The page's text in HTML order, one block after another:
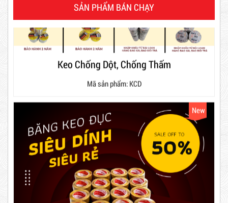
SẢN PHẨM BÁN CHẠY
Keo Chống Dột, Chống Thấm
Mã sản phẩm: KCD
10,000 VNĐ 12,000 VNĐ
Combo 60 cây băng keo trong
200Y 1.8kg
63,000 VNĐ 65,000 VNĐ
Dây rút nhựa trắng và đen 10cm,
3*100